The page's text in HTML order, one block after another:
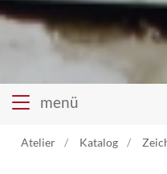
menü
Atelier Katalog